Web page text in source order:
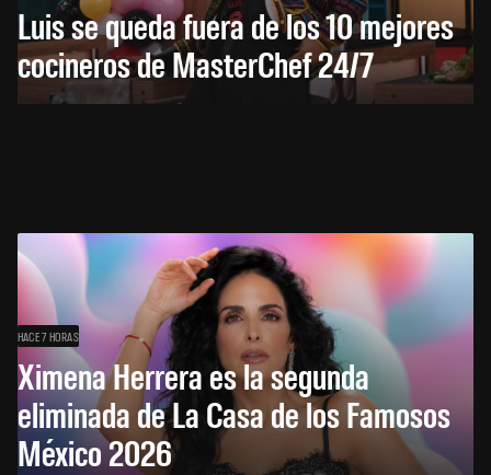
Luis se queda fuera de los 10 mejores
cocineros de MasterChef 24/7
HACE 7 HORAS
Ximena Herrera es la segunda
eliminada de La Casa de los Famosos
México 2026